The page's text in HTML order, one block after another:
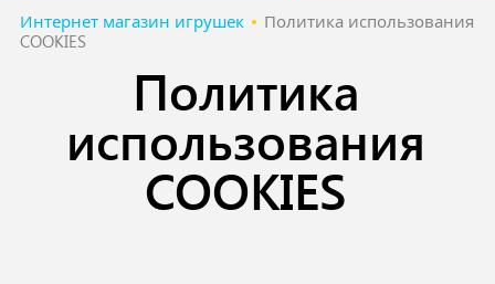
Интернет магазин игрушек
Политика использования
COOKIES
Политика
использования
COOKIES